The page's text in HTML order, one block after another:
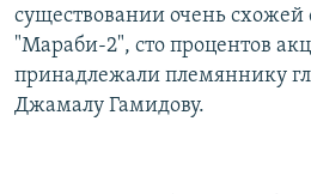
существовании очень
"Мараби-2", сто процентов
принадлежали племяннику
Джамалу Гамидову.